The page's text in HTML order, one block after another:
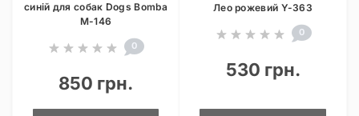
синій для собак Dogs Bomba
M-146
0
850 грн.
Лео рожевий Y-363
0
530 грн.